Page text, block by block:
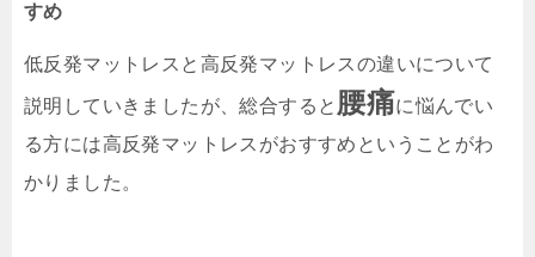
すめ
低反発マットレスと高反発マットレスの違いについて
説明していきましたが、総合すると 腰痛に悩んでい
る方には高反発マットレスがおすすめということがわ
かりました。